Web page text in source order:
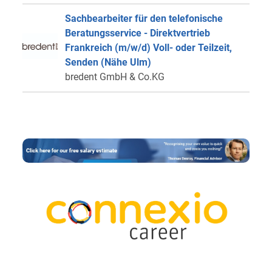
Sachbearbeiter für den telefonische
Beratungsservice - Direktvertrieb
Frankreich (m/w/d) Voll- oder Teilzeit,
Senden (Nähe Ulm)
bredent GmbH & Co.KG